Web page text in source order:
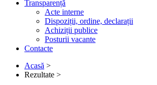
Transparență
Acte interne
Dispoziții, ordine, declarații
Achiziții publice
Posturii vacante
Contacte
Breadcrumb
Acasă >
Rezultate >